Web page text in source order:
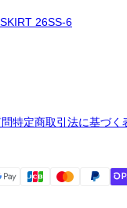
26SS-6
特定商取引法に基づく